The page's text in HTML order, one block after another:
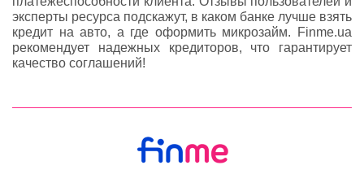
эксперты ресурса подскажут, в каком банке лучше взять
кредит на авто, а где оформить микрозайм. Finme.ua
рекомендует надежных кредиторов, что гарантирует
качество соглашений!